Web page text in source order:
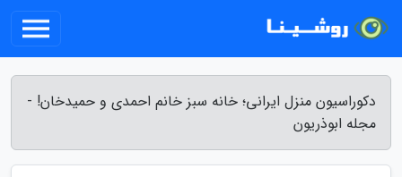
دکوراسیون منزل ایرانی؛ خانه سبز خانم احمدی و حمیدخان! -
مجله ابوذریون